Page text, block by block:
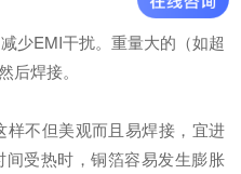
少EMI干扰。重量大的（如超
后焊接。
不但美观而且易焊接，宜进
受热时，铜箔容易发生膨胀